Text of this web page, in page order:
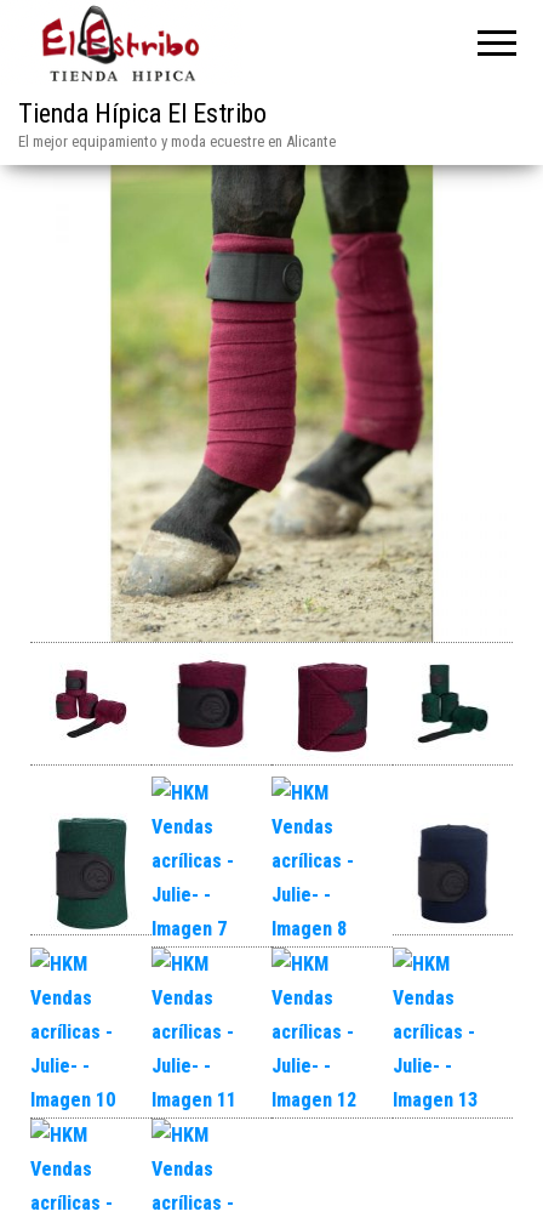
Tienda Hípica El Estribo
El mejor equipamiento y moda ecuestre en Alicante